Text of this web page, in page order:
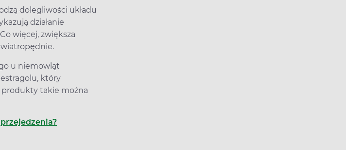
dolegliwości układu
działanie
więcej, zwiększa
u niemowląt
który
produkty takie można